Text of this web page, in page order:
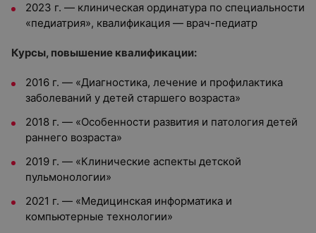
2023 г. — клиническая ординатура по специальности
«педиатрия», квалификация — врач-педиатр
Курсы, повышение квалификации:
2016 г. — «Диагностика, лечение и профилактика
заболеваний у детей старшего возраста»
2018 г. — «Особенности развития и патология детей
раннего возраста»
2019 г. — «Клинические аспекты детской
пульмонологии»
2021 г. — «Медицинская информатика и
компьютерные технологии»